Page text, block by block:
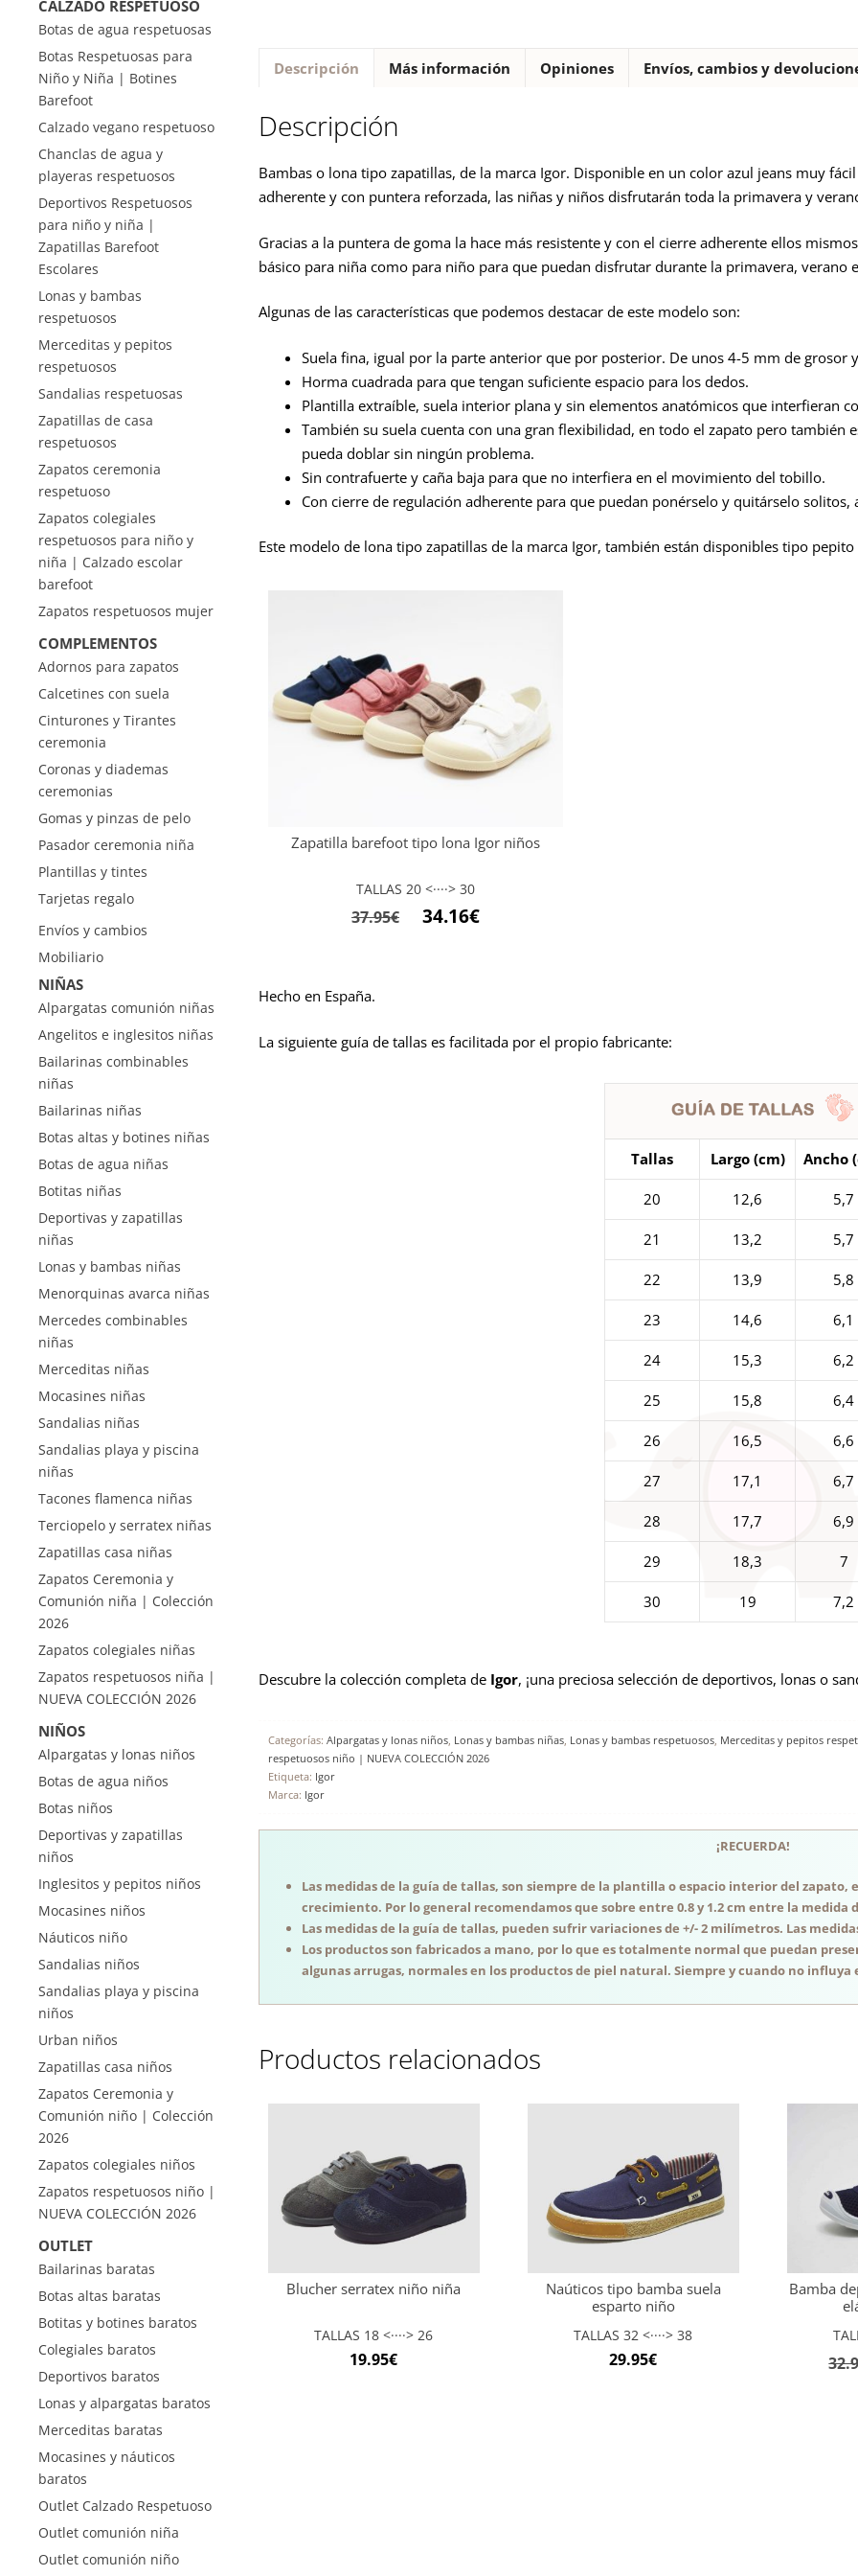
Descripción Más información Opiniones Envíos, cambios y
Descripción
Bambas o lona tipo zapatillas, de la marca Igor. Disponible en un color azul jeans muy
adherente y con puntera reforzada, las niñas y niños disfrutarán toda la primavera y
Gracias a la puntera de goma la hace más resistente y con el cierre adherente ellos
básico para niña como para niño para que puedan disfrutar durante la primavera, verano
Algunas de las características que podemos destacar de este modelo son:
Suela fina, igual por la parte anterior que por posterior. De unos 4-5 mm de grosor
Horma cuadrada para que tengan suficiente espacio para los dedos.
Plantilla extraíble, suela interior plana y sin elementos anatómicos que interfieran
También su suela cuenta con una gran flexibilidad, en todo el zapato pero también
pueda doblar sin ningún problema.
Sin contrafuerte y caña baja para que no interfiera en el movimiento del tobillo.
Con cierre de regulación adherente para que puedan ponérselo y quitárselo solitos,
Este modelo de lona tipo zapatillas de la marca Igor, también están disponibles tipo
Zapatilla barefoot tipo lona Igor niños
TALLAS 20 <····> 30
37.95€
El34.16€El
Hecho en España.
La siguiente guía de tallas es facilitada por el propio fabricante:
Tallas Largo (cm) Ancho
20 12,6 5,7
21 13,2 5,7
22 13,9 5,8
23 14,6 6,1
24 15,3 6,2
25 15,8 6,4
26 16,5 6,6
27 17,1 6,7
28 17,7 6,9
29 18,3 7
30 19 7,2
Descubre la colección completa de Igor, ¡una preciosa selección de deportivos, lonas o
Categorías: Alpargatas y lonas niños, Lonas y bambas niñas, Lonas y bambas respetuosos, Merceditas y pepitos
respetuosos niño | NUEVA COLECCIÓN 2026
Etiqueta: Igor
Marca: Igor
¡RECUERDA!
Las medidas de la guía de tallas, son siempre de la plantilla o espacio interior del
crecimiento. Por lo general recomendamos que sobre entre 0.8 y 1.2 cm entre la medida
Las medidas de la guía de tallas, pueden sufrir variaciones de +/- 2 milímetros. Las
Los productos son fabricados a mano, por lo que es totalmente normal que puedan
algunas arrugas, normales en los productos de piel natural. Siempre y cuando no
Productos relacionados
Blucher serratex niño niña
TALLAS 18 <····> 26
19.95€
Naúticos tipo bamba suela
esparto niño
TALLAS 32 <····> 38
29.95€
Bamba
CALZADO RESPETUOSO
Botas de agua respetuosas
Botas Respetuosas para
Niño y Niña | Botines
Barefoot
Calzado vegano respetuoso
Chanclas de agua y
playeras respetuosos
Deportivos Respetuosos
para niño y niña |
Zapatillas Barefoot
Escolares
Lonas y bambas
respetuosos
Merceditas y pepitos
respetuosos
Sandalias respetuosas
Zapatillas de casa
respetuosos
Zapatos ceremonia
respetuoso
Zapatos colegiales
respetuosos para niño y
niña | Calzado escolar
barefoot
Zapatos respetuosos mujer
COMPLEMENTOS
Adornos para zapatos
Calcetines con suela
Cinturones y Tirantes
ceremonia
Coronas y diademas
ceremonias
Gomas y pinzas de pelo
Pasador ceremonia niña
Plantillas y tintes
Tarjetas regalo
Envíos y cambios
Mobiliario
NIÑAS
Alpargatas comunión niñas
Angelitos e inglesitos niñas
Bailarinas combinables
niñas
Bailarinas niñas
Botas altas y botines niñas
Botas de agua niñas
Botitas niñas
Deportivas y zapatillas
niñas
Lonas y bambas niñas
Menorquinas avarca niñas
Mercedes combinables
niñas
Merceditas niñas
Mocasines niñas
Sandalias niñas
Sandalias playa y piscina
niñas
Tacones flamenca niñas
Terciopelo y serratex niñas
Zapatillas casa niñas
Zapatos Ceremonia y
Comunión niña | Colección
2026
Zapatos colegiales niñas
Zapatos respetuosos niña |
NUEVA COLECCIÓN 2026
NIÑOS
Alpargatas y lonas niños
Botas de agua niños
Botas niños
Deportivas y zapatillas
niños
Inglesitos y pepitos niños
Mocasines niños
Náuticos niño
Sandalias niños
Sandalias playa y piscina
niños
Urban niños
Zapatillas casa niños
Zapatos Ceremonia y
Comunión niño | Colección
2026
Zapatos colegiales niños
Zapatos respetuosos niño |
NUEVA COLECCIÓN 2026
OUTLET
Bailarinas baratas
Botas altas baratas
Botitas y botines baratos
Colegiales baratos
Deportivos baratos
Lonas y alpargatas baratos
Merceditas baratas
Mocasines y náuticos
baratos
Outlet Calzado Respetuoso
Outlet comunión niña
Outlet comunión niño